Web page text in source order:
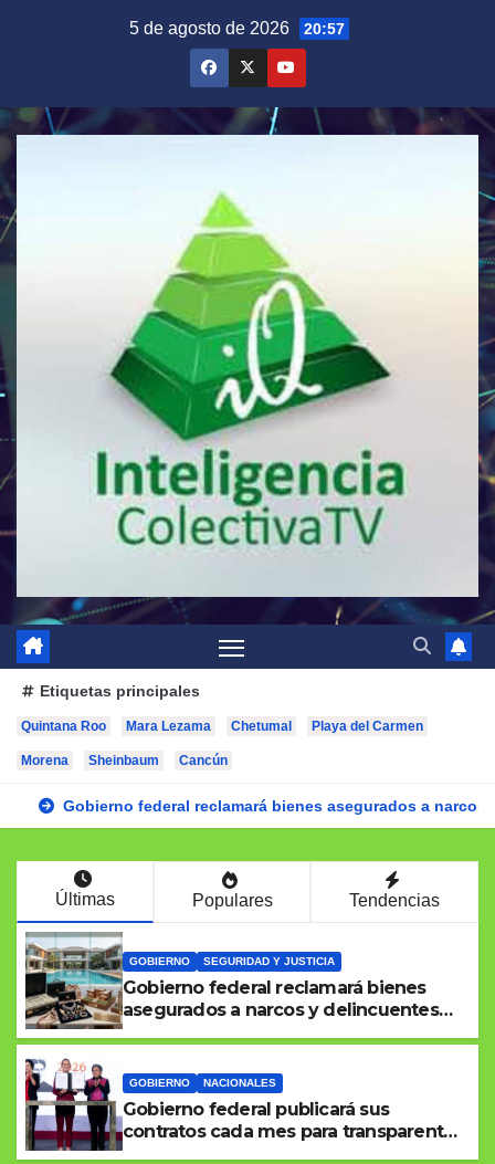
5 de agosto de 2026 20:57
Etiquetas principales
Quintana Roo Mara Lezama Chetumal Playa del Carmen
Morena Sheinbaum Cancún
Gobierno federal reclamará bienes asegurados a
Últimas Populares Tendencias
GOBIERNO SEGURIDAD Y JUSTICIA
Gobierno federal reclamará bienes
asegurados a narcos y delincuentes
GOBIERNO NACIONALES
Gobierno federal publicará sus
contratos cada mes para transparentar